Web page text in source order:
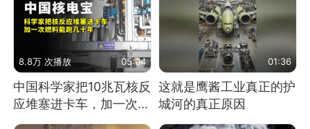
8.8万 次播放 05:04
中国科学家把10兆瓦核反
应堆塞进卡车，加一次燃
料能跑几十年
01:36
这就是鹰酱工业真正的护
城河的真正原因